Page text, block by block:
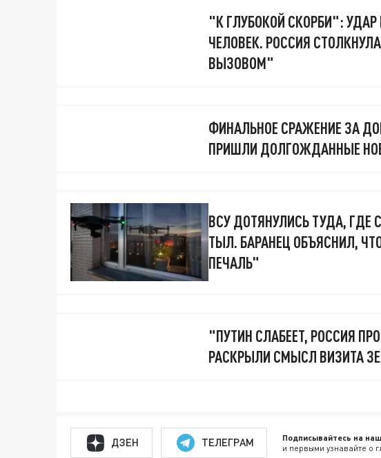
"К ГЛУБОКОЙ СКОРБИ": УДАР
ЧЕЛОВЕК. РОССИЯ
ВЫЗОВОМ"
ФИНАЛЬНОЕ СРАЖЕНИЕ ЗА
ПРИШЛИ ДОЛГОЖДАННЫЕ
ВСУ ДОТЯНУЛИСЬ ТУДА, ГДЕ
ТЫЛ. БАРАНЕЦ ОБЪЯСНИЛ,
ПЕЧАЛЬ"
"ПУТИН СЛАБЕЕТ, РОССИЯ
РАСКРЫЛИ СМЫСЛ ВИЗИТА
ДЗЕН ТЕЛЕГРАМ Подписывайтесь на
и первыми узнавайте о